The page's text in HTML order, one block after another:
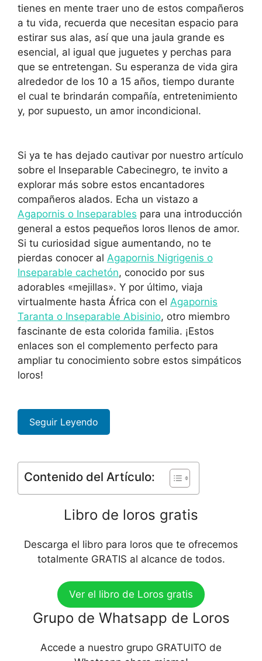
tienes en mente traer uno de estos compañeros
a tu vida, recuerda que necesitan espacio para
estirar sus alas, así que una jaula grande es
esencial, al igual que juguetes y perchas para
que se entretengan. Su esperanza de vida gira
alrededor de los 10 a 15 años, tiempo durante
el cual te brindarán compañía, entretenimiento
y, por supuesto, un amor incondicional.
Si ya te has dejado cautivar por nuestro artículo
sobre el Inseparable Cabecinegro, te invito a
explorar más sobre estos encantadores
compañeros alados. Echa un vistazo a
Agapornis o Inseparables para una introducción
general a estos pequeños loros llenos de amor.
Si tu curiosidad sigue aumentando, no te
pierdas conocer al Agapornis Nigrigenis o
Inseparable cachetón, conocido por sus
adorables «mejillas». Y por último, viaja
virtualmente hasta África con el Agapornis
Taranta o Inseparable Abisinio, otro miembro
fascinante de esta colorida familia. ¡Estos
enlaces son el complemento perfecto para
ampliar tu conocimiento sobre estos simpáticos
loros!
Seguir Leyendo
Contenido del Artículo:
Libro de loros gratis
Descarga el libro para loros que te ofrecemos
totalmente GRATIS al alcance de todos.
Ver el libro de Loros gratis
Grupo de Whatsapp de Loros
Accede a nuestro grupo GRATUITO de